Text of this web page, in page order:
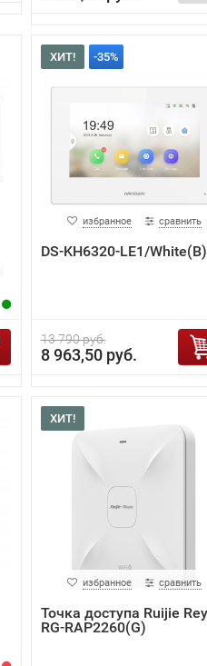
ХИТ! -35%
избранное сравнить
DS-KH6320-LE1/White(B)
13 790 руб.
8 963,50 руб.
ХИТ!
избранное сравнить
Точка доступа Ruijie
RG-RAP2260(G)